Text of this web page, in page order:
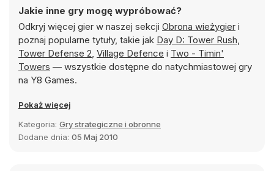
Jakie inne gry mogę wypróbować?
Odkryj więcej gier w naszej sekcji Obrona wieżygier i
poznaj popularne tytuły, takie jak Day D: Tower Rush,
Tower Defense 2, Village Defence i Two - Timin'
Towers — wszystkie dostępne do natychmiastowej gry
na Y8 Games.
Pokaż więcej
Kategoria: Gry strategiczne i obronne
Dodane dnia: 05 Maj 2010